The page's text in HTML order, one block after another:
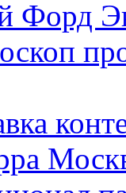
Форд